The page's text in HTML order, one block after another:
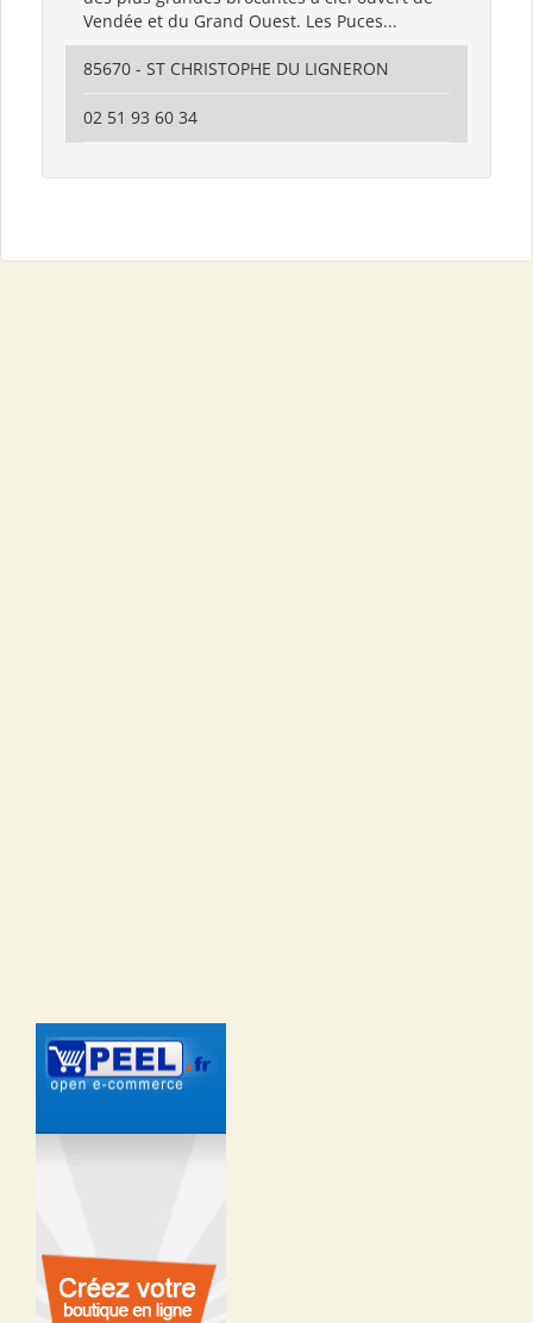
Vendée et du Grand Ouest. Les Puces...
85670 - ST CHRISTOPHE DU LIGNERON
02 51 93 60 34